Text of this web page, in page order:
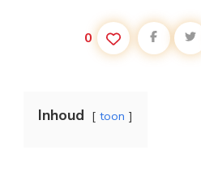
0
Inhoud toon